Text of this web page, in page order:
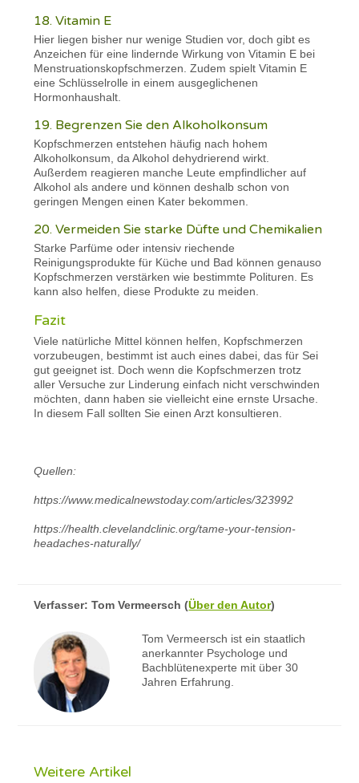
18. Vitamin E
Hier liegen bisher nur wenige Studien vor, doch gibt es
Anzeichen für eine lindernde Wirkung von Vitamin E bei
Menstruationskopfschmerzen. Zudem spielt Vitamin E
eine Schlüsselrolle in einem ausgeglichenen
Hormonhaushalt.
19. Begrenzen Sie den Alkoholkonsum
Kopfschmerzen entstehen häufig nach hohem
Alkoholkonsum, da Alkohol dehydrierend wirkt.
Außerdem reagieren manche Leute empfindlicher auf
Alkohol als andere und können deshalb schon von
geringen Mengen einen Kater bekommen.
20. Vermeiden Sie starke Düfte und Chemikalien
Starke Parfüme oder intensiv riechende
Reinigungsprodukte für Küche und Bad können genauso
Kopfschmerzen verstärken wie bestimmte Polituren. Es
kann also helfen, diese Produkte zu meiden.
Fazit
Viele natürliche Mittel können helfen, Kopfschmerzen
vorzubeugen, bestimmt ist auch eines dabei, das für Sei
gut geeignet ist. Doch wenn die Kopfschmerzen trotz
aller Versuche zur Linderung einfach nicht verschwinden
möchten, dann haben sie vielleicht eine ernste Ursache.
In diesem Fall sollten Sie einen Arzt konsultieren.
Quellen:
https://www.medicalnewstoday.com/articles/323992
https://health.clevelandclinic.org/tame-your-tension-
headaches-naturally/
Verfasser:Tom Vermeersch (Über den Autor)
Tom Vermeersch ist ein staatlich
anerkannter Psychologe und
Bachblütenexperte mit über 30
Jahren Erfahrung.
Weitere Artikel